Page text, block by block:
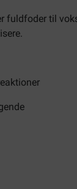
fuldfoder til